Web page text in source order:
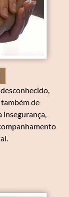
de
insegurança,